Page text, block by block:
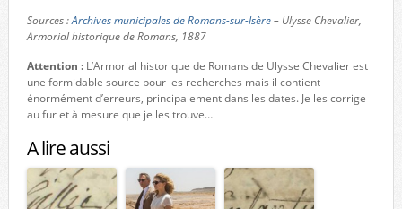
Sources :Archives municipales de Romans-sur-Isère– Ulysse Chevalier,
Armorial historique de Romans, 1887
Attention : L’Armorial historique de Romans de Ulysse Chevalier est
une formidable source pour les recherches mais il contient
énormément d’erreurs, principalement dans les dates. Je les corrige
au fur et à mesure que je les trouve…
A lire aussi